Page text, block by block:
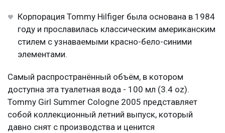
Корпорация Tommy Hilfiger была основана в 1984
году и прославилась классическим американским
стилем с узнаваемыми красно-бело-синими
элементами.
Самый распространённый объём, в котором
доступна эта туалетная вода - 100 мл (3.4 oz).
Tommy Girl Summer Cologne 2005 представляет
собой коллекционный летний выпуск, который
давно снят с производства и ценится